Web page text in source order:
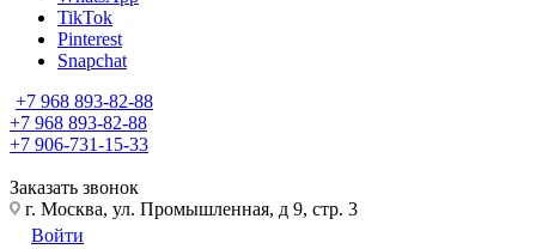
TikTok
Pinterest
Snapchat
+7 968 893-82-88
+7 968 893-82-88
+7 906-731-15-33
Заказать звонок
г. Москва, ул. Промышленная, д 9, стр. 3
Войти